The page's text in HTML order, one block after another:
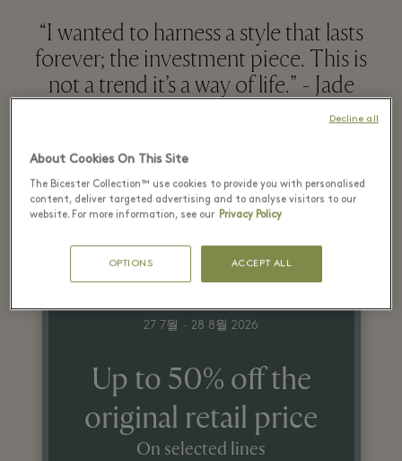
“I wanted to harness a style that lasts
forever; the investment piece. This is
not a trend it’s a way of life.” - Jade
더 알아보기
Latest Offers
27 7월 - 28 8월 2026
Up to 50% off the
original retail price
On selected lines
About Cookies On This Site
The Bicester Collection™ use cookies to provide you with personalised
content, deliver targeted advertising and to analyse visitors to our
website. For more information, see our Privacy Policy
OPTIONS ACCEPT ALL
Decline all